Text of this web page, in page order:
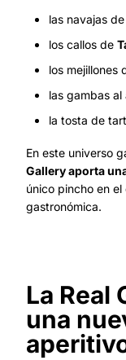
las navajas de
los callos de
los mejillones
las gambas al
la tosta de
En este universo
Gallery aporta
único pincho en
gastronómica.
La Real
una